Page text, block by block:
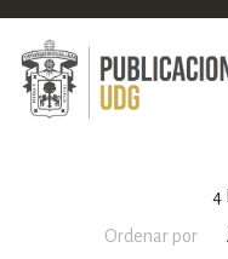
4
Ordenar por